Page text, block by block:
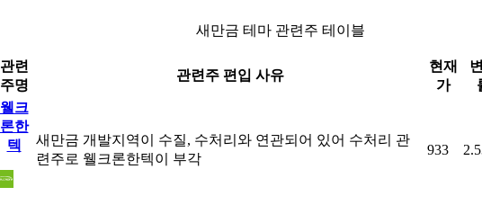
새만금 테마 관련주 테이블
관련
주명
관련주 편입 사유
현재
가
웰크
론한
텍
새만금 개발지역이 수질, 수처리와 연관되어 있어 수처리 관
련주로 웰크론한텍이 부각
933